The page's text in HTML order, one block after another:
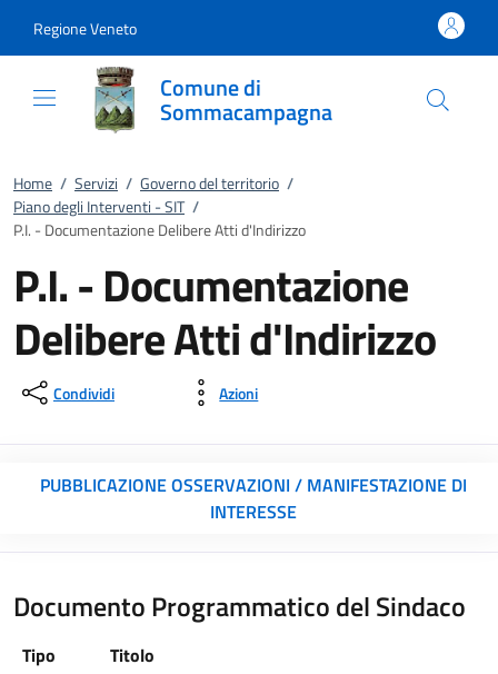
Regione Veneto
Comune di
Sommacampagna
Home / Servizi / Governo del territorio /
Piano degli Interventi - SIT /
P.I. - Documentazione Delibere Atti d'Indirizzo
P.I. - Documentazione
Delibere Atti d'Indirizzo
Condividi Azioni
PUBBLICAZIONE OSSERVAZIONI / MANIFESTAZIONE DI
INTERESSE
Documento Programmatico del Sindaco
Tipo Titolo